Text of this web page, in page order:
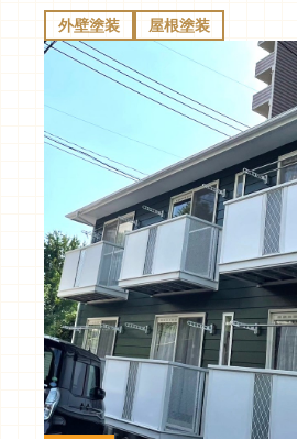
外壁塗装 屋根塗装